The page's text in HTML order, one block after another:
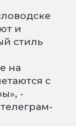
и
стиль
на
с
-